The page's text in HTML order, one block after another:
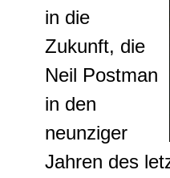
in die
Zukunft, die
Neil Postman
in den
neunziger
Jahren des